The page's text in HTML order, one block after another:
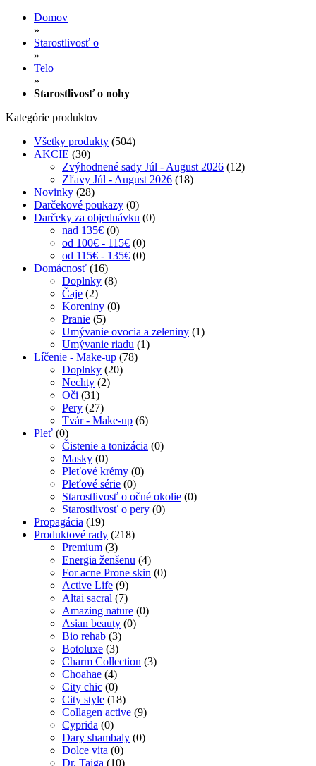
Domov
»
Starostlivosť o
»
Telo
»
Starostlivosť o nohy
Kategórie produktov
Všetky produkty (504)
AKCIE (30)
Zvýhodnené sady Júl - August 2026 (12)
Zľavy Júl - August 2026 (18)
Novinky (28)
Darčekové poukazy (0)
Darčeky za objednávku (0)
nad 135€ (0)
od 100€ - 115€ (0)
od 115€ - 135€ (0)
Domácnosť (16)
Doplnky (8)
Čaje (2)
Koreniny (0)
Pranie (5)
Umývanie ovocia a zeleniny (1)
Umývanie riadu (1)
Líčenie - Make-up (78)
Doplnky (20)
Nechty (2)
Oči (31)
Pery (27)
Tvár - Make-up (6)
Pleť (0)
Čistenie a tonizácia (0)
Masky (0)
Pleťové krémy (0)
Pleťové série (0)
Starostlivosť o očné okolie (0)
Starostlivosť o pery (0)
Propagácia (19)
Produktové rady (218)
Premium (3)
Energia ženšenu (4)
For acne Prone skin (0)
Active Life (9)
Altai sacral (7)
Amazing nature (0)
Asian beauty (0)
Bio rehab (3)
Botoluxe (3)
Charm Collection (3)
Choahae (4)
City chic (0)
City style (18)
Collagen active (9)
Cyprida (0)
Dary shambaly (0)
Dolce vita (0)
Dr. Taiga (10)